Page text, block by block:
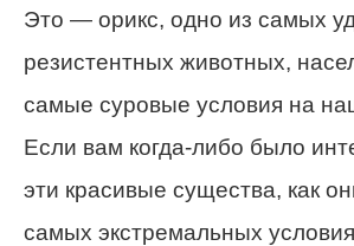
Это — орикс, одно из самых
резистентных животных,
самые суровые условия на
Если вам когда-либо было
эти красивые существа, как
самых экстремальных